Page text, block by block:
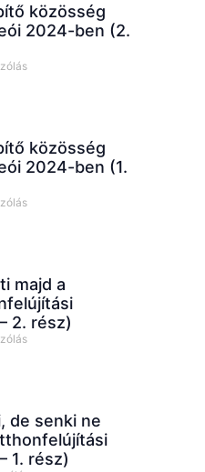
közösség
2024-ben (2.
közösség
2024-ben (1.
majd a
2. rész)
de senki ne
1. rész)